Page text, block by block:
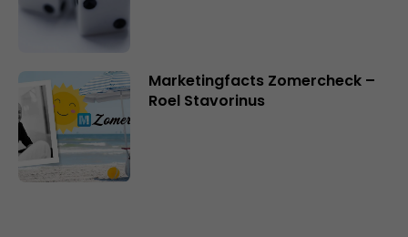
Marketingfacts Zomercheck –
Roel Stavorinus